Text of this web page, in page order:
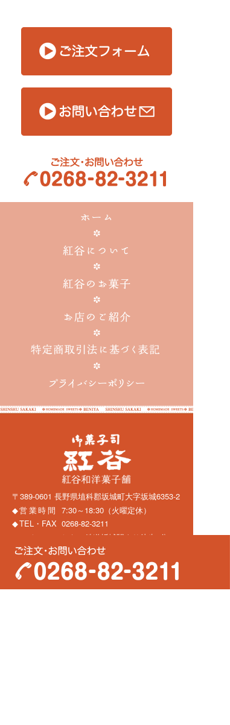
〒389-0601 長野県埴科郡坂城町大字坂城6353-2
営業時間 7:30～18:30（火曜定休）
TEL・FAX 0268-82-3211
アクセス
しなの鉄道坂城駅より徒歩5分
駐車場 3台